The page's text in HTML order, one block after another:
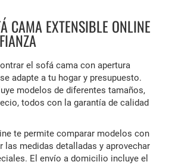
CAMA EXTENSIBLE ONLINE
el sofá cama con apertura
adapte a tu hogar y presupuesto.
modelos de diferentes tamaños,
todos con la garantía de calidad
te permite comparar modelos con
las medidas detalladas y aprovechar
El envío a domicilio incluye el